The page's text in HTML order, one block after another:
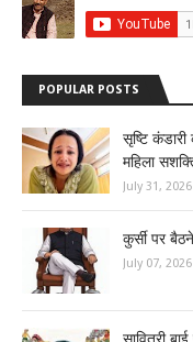
POPULAR POSTS
सृष्टि
महिला
July 31, 2026
कुर्सी पर
July 07, 2026